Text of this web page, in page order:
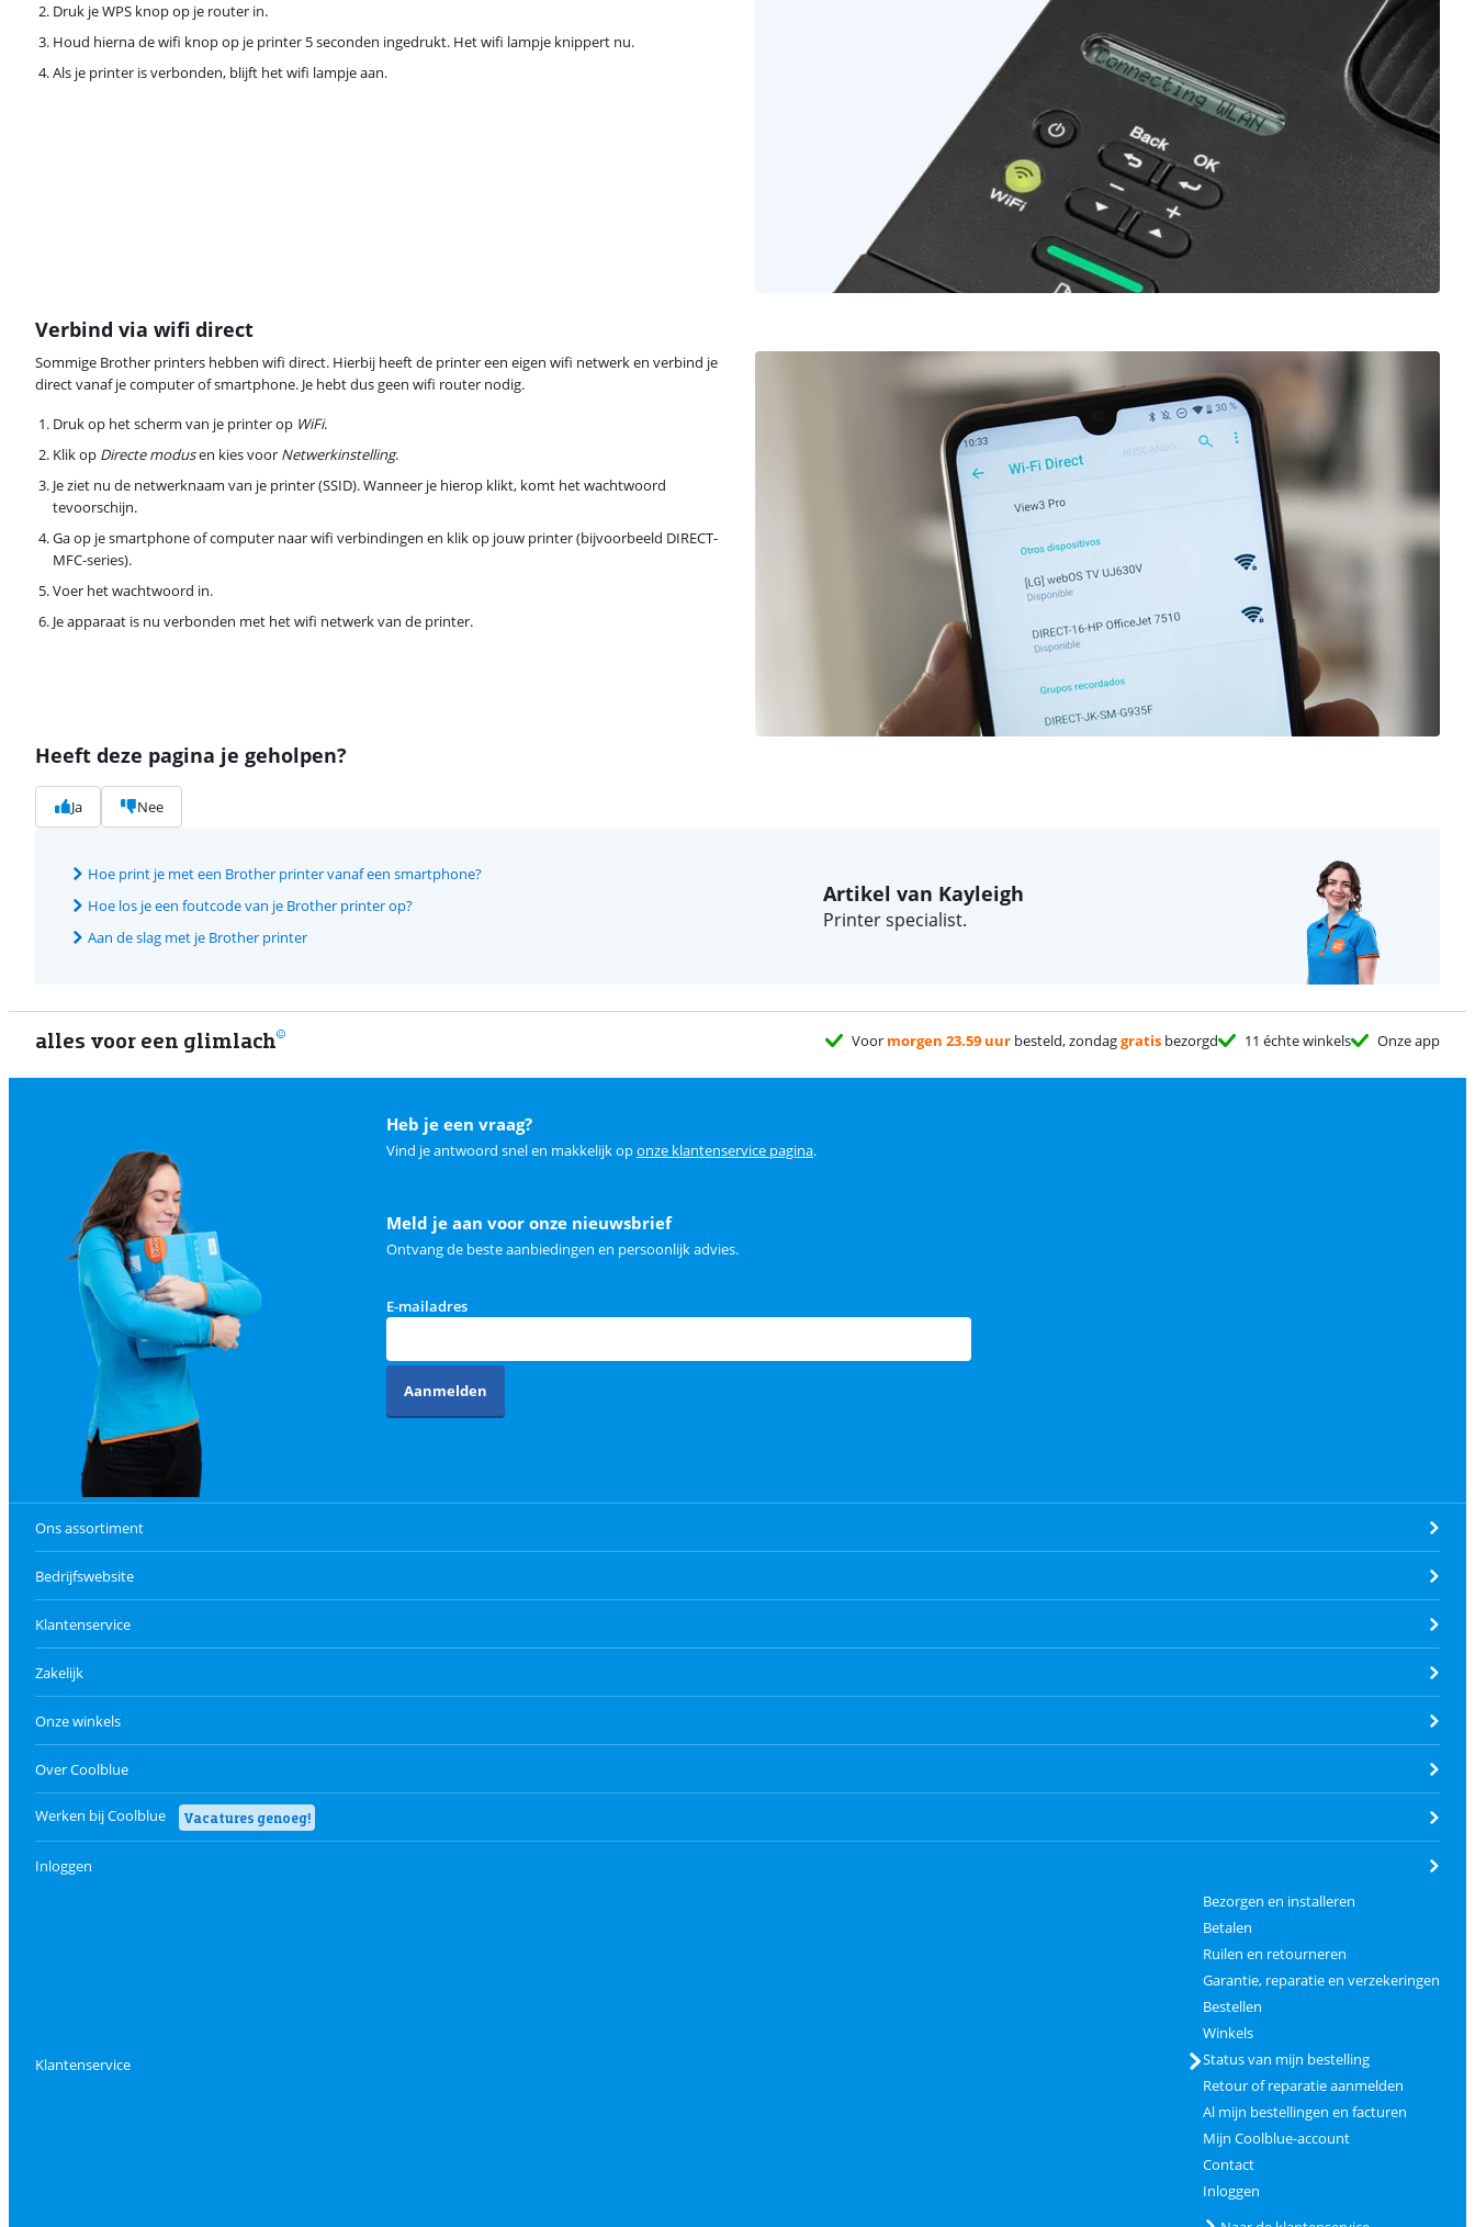
Druk je WPS knop op je router in.
Houd hierna de wifi knop op je printer 5 seconden ingedrukt. Het wifi lampje knippert nu.
Als je printer is verbonden, blijft het wifi lampje aan.
Verbind via wifi direct
Sommige Brother printers hebben wifi direct. Hierbij heeft de printer een eigen wifi netwerk en verbind je
direct vanaf je computer of smartphone. Je hebt dus geen wifi router nodig.
Druk op het scherm van je printer op WiFi.
Klik op Directe modusen kies voor Netwerkinstelling.
Je ziet nu de netwerknaam van je printer (SSID). Wanneer je hierop klikt, komt het wachtwoord
tevoorschijn.
Ga op je smartphone of computer naar wifi verbindingen en klik op jouw printer (bijvoorbeeld DIRECT-
MFC-series).
Voer het wachtwoord in.
Je apparaat is nu verbonden met het wifi netwerk van de printer.
Heeft deze pagina je geholpen?
Ja Nee
Hoe print je met een Brother printer vanaf een smartphone?
Hoe los je een foutcode van je Brother printer op?
Aan de slag met je Brother printer
Artikel van Kayleigh
Printer specialist.
alles voor een glimlach Voor morgen 23.59 uur besteld, zondaggratis bezorgd 11 échte winkels Onze app
Heb je een vraag?
Vind je antwoord snel en makkelijk oponze klantenservice pagina.
Meld je aan voor onze nieuwsbrief
Ontvang de beste aanbiedingen en persoonlijk advies.
E-mailadres
Aanmelden
Ons assortiment
Bedrijfswebsite
Klantenservice
Zakelijk
Onze winkels
Over Coolblue
Werken bij Coolblue Vacatures genoeg!
Inloggen
Klantenservice
Bezorgen en installeren
Betalen
Ruilen en retourneren
Garantie, reparatie en verzekeringen
Bestellen
Winkels
Status van mijn bestelling
Retour of reparatie aanmelden
Al mijn bestellingen en facturen
Mijn Coolblue-account
Contact
Inloggen